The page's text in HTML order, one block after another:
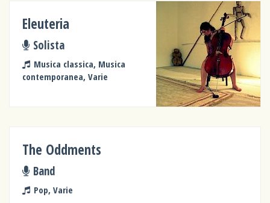
Eleuteria
Solista
Musica classica, Musica
contemporanea, Varie
The Oddments
Band
Pop, Varie